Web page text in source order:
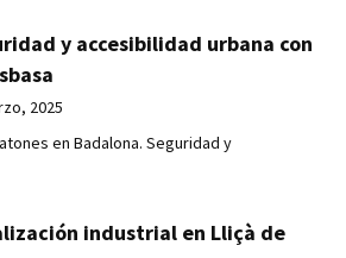
y accesibilidad urbana con
2025
en Badalona. Seguridad y
industrial en Lliçà de